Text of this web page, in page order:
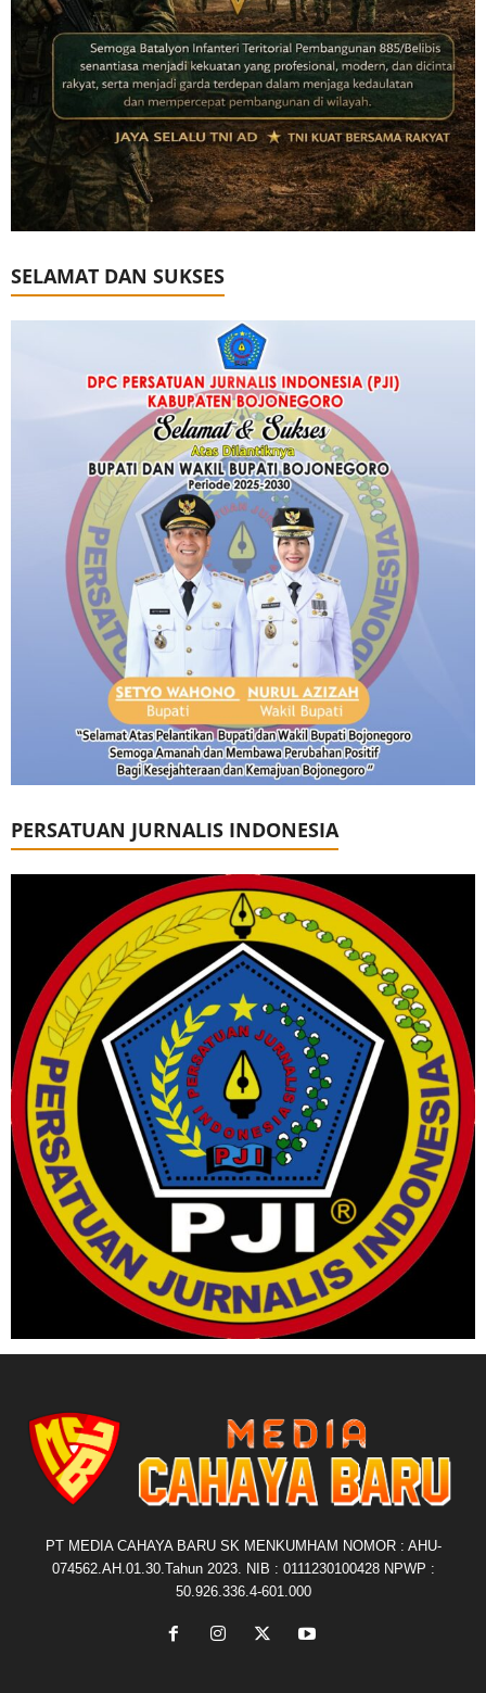
SELAMAT DAN SUKSES
PERSATUAN JURNALIS INDONESIA
PT MEDIA CAHAYA BARU SK MENKUMHAM NOMOR : AHU-
074562.AH.01.30.Tahun 2023. NIB : 0111230100428 NPWP :
50.926.336.4-601.000